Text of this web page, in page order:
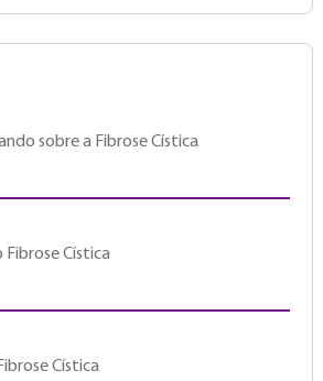
sobre a Fibrose Cística
Fibrose Cística
Cística